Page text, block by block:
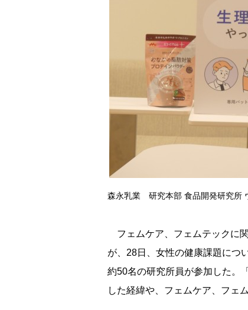
森永乳業 研究本部 食品開発研究所
フェムケア、フェムテックに
が、28日、女性の健康課題につ
約50名の研究所員が参加した。
した経緯や、フェムケア、フェ